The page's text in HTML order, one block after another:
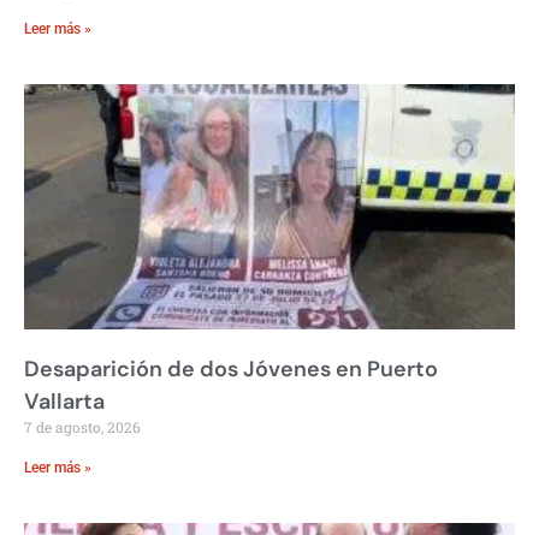
Leer más »
Desaparición de dos Jóvenes en Puerto
Vallarta
7 de agosto, 2026
Leer más »